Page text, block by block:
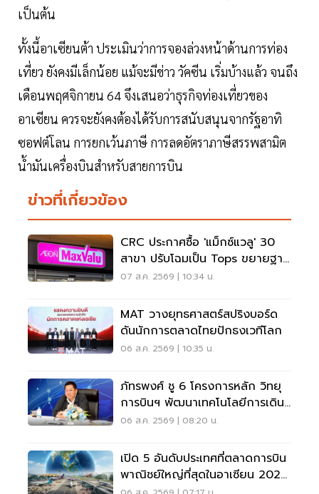
เป็นต้น
ทั้งนี้อาเซียนต้า ประเมินว่าการจองล่วงหน้าด้านการท่อง
เที่ยว ยังคงมีเล็กน้อย แม้จะมีข่าว วัคซีน เริ่มบ้างแล้ว จนถึง
เดือนพฤศจิกายน 64 จึงเสนอว่าธุรกิจท่องเที่ยวของ
อาเซียน ควรจะยังคงต้องได้รับการสนับสนุนจากรัฐอาทิ
ซอฟต์โลน การยกเว้นภาษี การลดอัตราภาษีสรรพสามิต
น้ำมันเครื่องบินสำหรับสายการบิน
ข่าวที่เกี่ยวข้อง
CRC ประกาศซื้อ 'แม็กซ์แวลู' 30
สาขา ปรับโฉมเป็น Tops ขยายฐาน
ลูกค้าเพิ่ม 9 แสนราย
07 ส.ค. 2569 | 10:34 น.
MAT วางยุทธศาสตร์สปริงบอร์ด
ดันนักการตลาดไทยปักธงเวทีโลก
06 ส.ค. 2569 | 10:35 น.
ภัทรพงศ์ ชู 6 โครงการหลัก วิทยุ
การบินฯ พัฒนาเทคโนโลยีการเดิน
อากาศ การบินยุคใหม่
06 ส.ค. 2569 | 08:20 น.
เปิด 5 อันดับประเทศที่ตลาดการบิน
พาณิชย์ใหญ่ที่สุดในอาเซียน 2026